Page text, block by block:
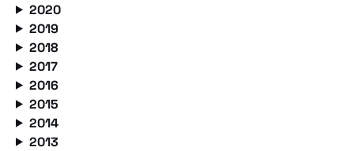
2020
2019
2018
2017
2016
2015
2014
2013